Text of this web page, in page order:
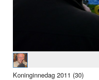
Koninginnedag 2011 (30)